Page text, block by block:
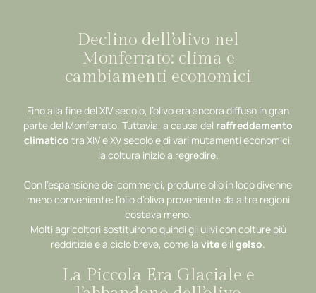
Declino dell’olivo nel
Monferrato: clima e
cambiamenti economici
Fino alla fine del XIV secolo, l’olivo era ancora diffuso in gran
parte del Monferrato. Tuttavia, a causa del raffreddamento
climatico tra XIV e XV secolo e di vari mutamenti economici,
la coltura iniziò a regredire.
Con l’espansione dei commerci, produrre olio in loco divenne
meno conveniente: l’olio d’oliva proveniente da altre regioni
costava meno.
Molti agricoltori sostituirono quindi gli ulivi con colture più
redditizie e a ciclo breve, come la vitee il gelso.
La Piccola Era Glaciale e